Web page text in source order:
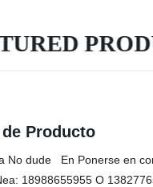
Producto
No dude En Ponerse en
18988655955 O